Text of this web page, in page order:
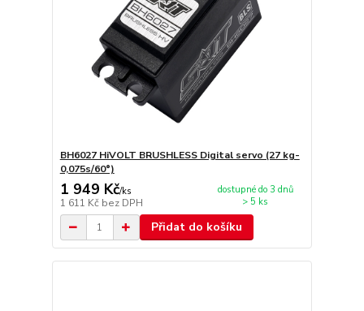
BH6027 HiVOLT BRUSHLESS Digital servo (27 kg-
0,075s/60°)
1 949 Kč/ks
1 611 Kč bez DPH
dostupné do 3 dnů
> 5 ks
Přidat do košíku